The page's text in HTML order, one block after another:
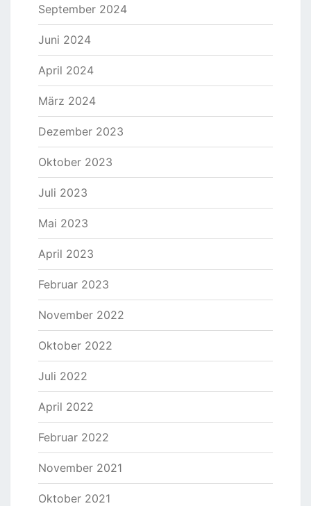
September 2024
Juni 2024
April 2024
März 2024
Dezember 2023
Oktober 2023
Juli 2023
Mai 2023
April 2023
Februar 2023
November 2022
Oktober 2022
Juli 2022
April 2022
Februar 2022
November 2021
Oktober 2021